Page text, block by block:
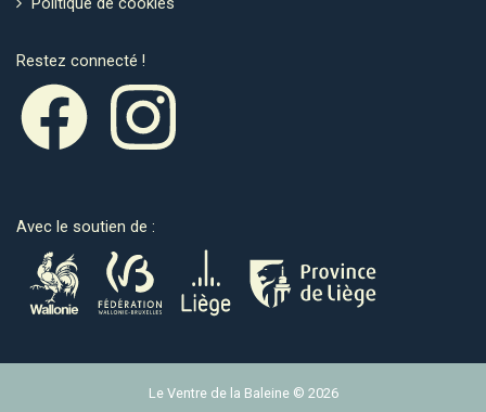
Restez connecté !
Avec le soutien de :
Le Ventre de la Baleine © 2026